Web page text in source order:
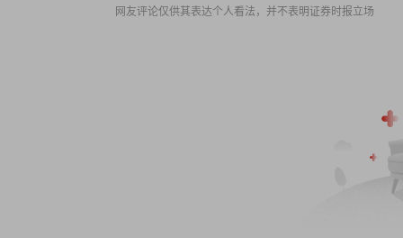
网友评论仅供其表达个人看法，并不表明证券时报立场